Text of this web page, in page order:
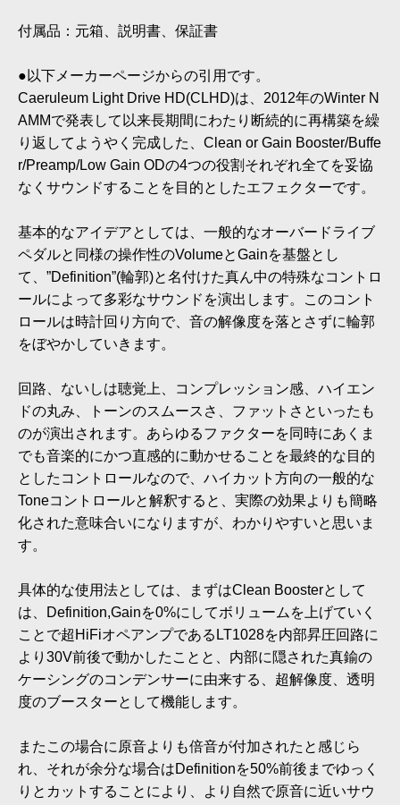
付属品：元箱、説明書、保証書
●以下メーカーページからの引用です。
Caeruleum Light Drive HD(CLHD)は、2012年のWinter N
AMMで発表して以来長期間にわたり断続的に再構築を繰
り返してようやく完成した、Clean or Gain Booster/Buffe
r/Preamp/Low Gain ODの4つの役割それぞれ全てを妥協
なくサウンドすることを目的としたエフェクターです。
基本的なアイデアとしては、一般的なオーバードライブ
ペダルと同様の操作性のVolumeとGainを基盤とし
て、”Definition”(輪郭)と名付けた真ん中の特殊なコントロ
ールによって多彩なサウンドを演出します。このコント
ロールは時計回り方向で、音の解像度を落とさずに輪郭
をぼやかしていきます。
回路、ないしは聴覚上、コンプレッション感、ハイエン
ドの丸み、トーンのスムースさ、ファットさといったも
のが演出されます。あらゆるファクターを同時にあくま
でも音楽的にかつ直感的に動かせることを最終的な目的
としたコントロールなので、ハイカット方向の一般的な
Toneコントロールと解釈すると、実際の効果よりも簡略
化された意味合いになりますが、わかりやすいと思いま
す。
具体的な使用法としては、まずはClean Boosterとして
は、Definition,Gainを0%にしてボリュームを上げていく
ことで超HiFiオペアンプであるLT1028を内部昇圧回路に
より30V前後で動かしたことと、内部に隠された真鍮の
ケーシングのコンデンサーに由来する、超解像度、透明
度のブースターとして機能します。
またこの場合に原音よりも倍音が付加されたと感じら
れ、それが余分な場合はDefinitionを50%前後までゆっく
りとカットすることにより、より自然で原音に近いサウ